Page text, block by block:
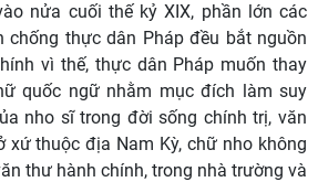
nửa cuối thế kỷ XIX, phần lớn các
chống thực dân Pháp đều bắt nguồn
vì thế, thực dân Pháp muốn thay
quốc ngữ nhằm mục đích làm suy
nho sĩ trong đời sống chính trị, văn
xứ thuộc địa Nam Kỳ, chữ nho không
thư hành chính, trong nhà trường và